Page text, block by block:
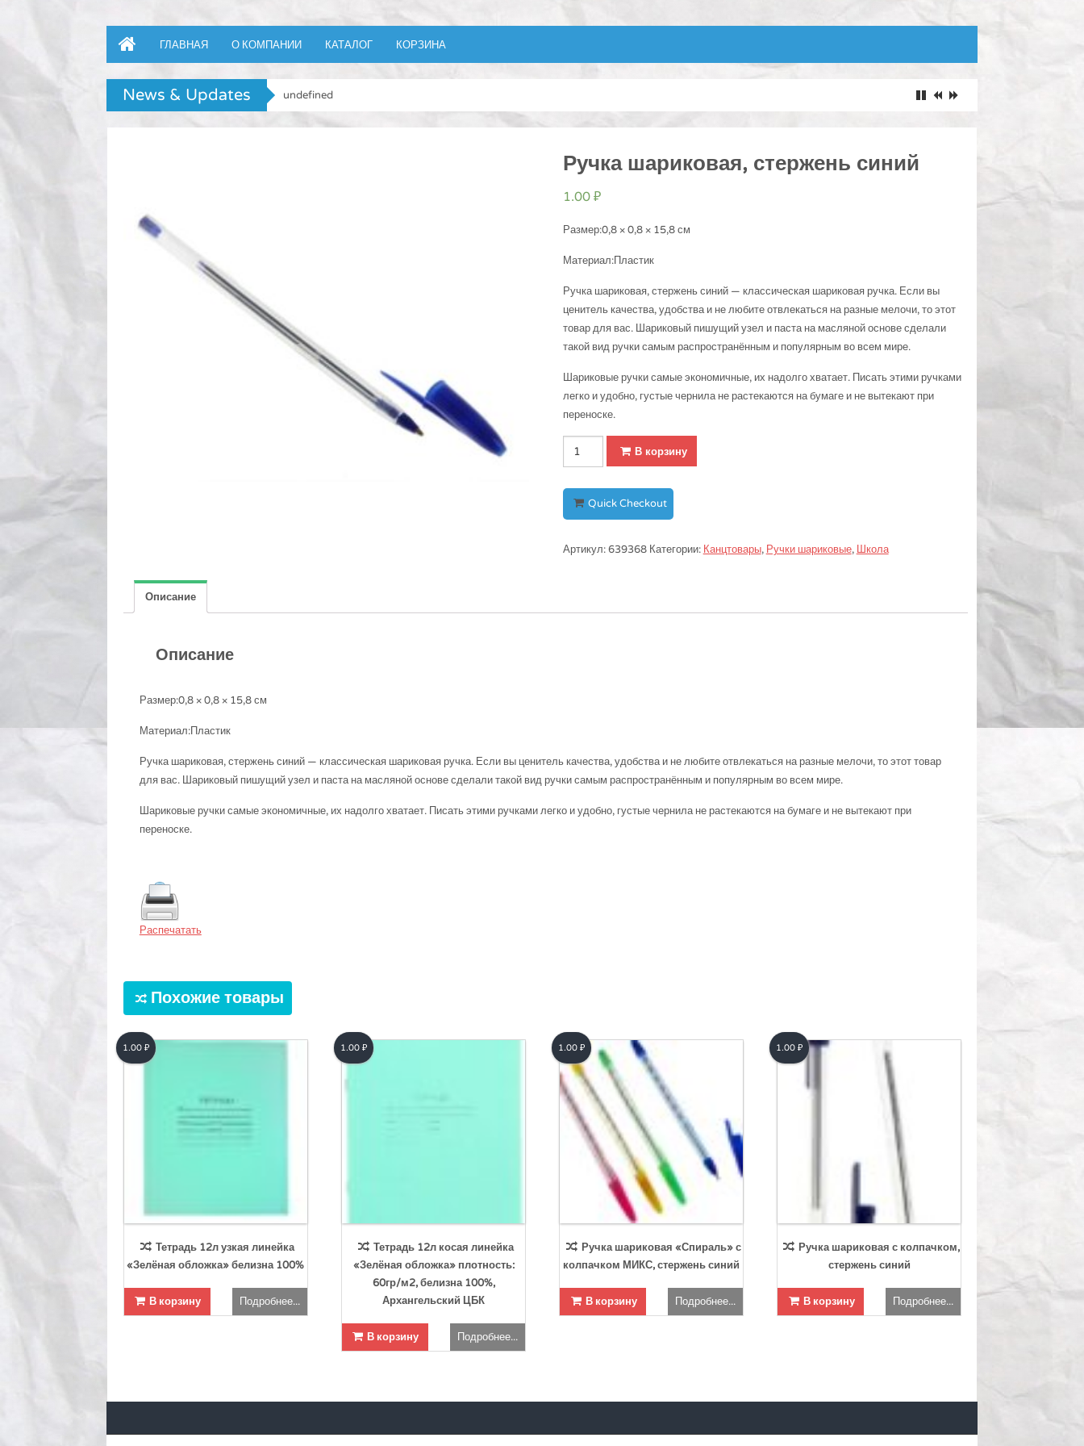
ГЛАВНАЯ О КОМПАНИИ КАТАЛОГ КОРЗИНА
News & Updates undefined
Ручка шариковая, стержень синий
1.00 ₽
Размер:0,8 × 0,8 × 15,8 см
Материал:Пластик
Ручка шариковая, стержень синий — классическая шариковая ручка. Если вы
ценитель качества, удобства и не любите отвлекаться на разные мелочи, то этот
товар для вас. Шариковый пишущий узел и паста на масляной основе сделали
такой вид ручки самым распространённым и популярным во всем мире.
Шариковые ручки самые экономичные, их надолго хватает. Писать этими ручками
легко и удобно, густые чернила не растекаются на бумаге и не вытекают при
переноске.
Количество
стержень
синий
В корзину
Quick Checkout
Артикул:639368 Категории: Канцтовары, Ручки шариковые, Школа
Описание
Описание
Размер:0,8 × 0,8 × 15,8 см
Материал:Пластик
Ручка шариковая, стержень синий — классическая шариковая ручка. Если вы ценитель качества, удобства и не любите отвлекаться на разные мелочи, то этот товар
для вас. Шариковый пишущий узел и паста на масляной основе сделали такой вид ручки самым распространённым и популярным во всем мире.
Шариковые ручки самые экономичные, их надолго хватает. Писать этими ручками легко и удобно, густые чернила не растекаются на бумаге и не вытекают при
переноске.
Распечатать
Похожие товары
Тетрадь 12л узкая линейка
«Зелёная обложка» белизна 100%
1.00 ₽
В корзину Подробнее...
Тетрадь 12л косая линейка
«Зелёная обложка» плотность:
60гр/м2, белизна 100%,
Архангельский ЦБК
1.00 ₽
В корзину Подробнее...
Ручка шариковая «Спираль» с
колпачком МИКС, стержень синий
1.00₽
В корзину Подробнее...
Ручка шариковая с колпачком,
стержень синий
1.00₽
В корзину Подробнее...